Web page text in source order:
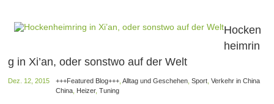
Hocken
heimrin
g in Xi’an, oder sonstwo auf der Welt
Dez. 12, 2015 +++Featured Blog+++ ,Alltag und Geschehen ,Sport ,Verkehr in China
China Heizer,Tuning